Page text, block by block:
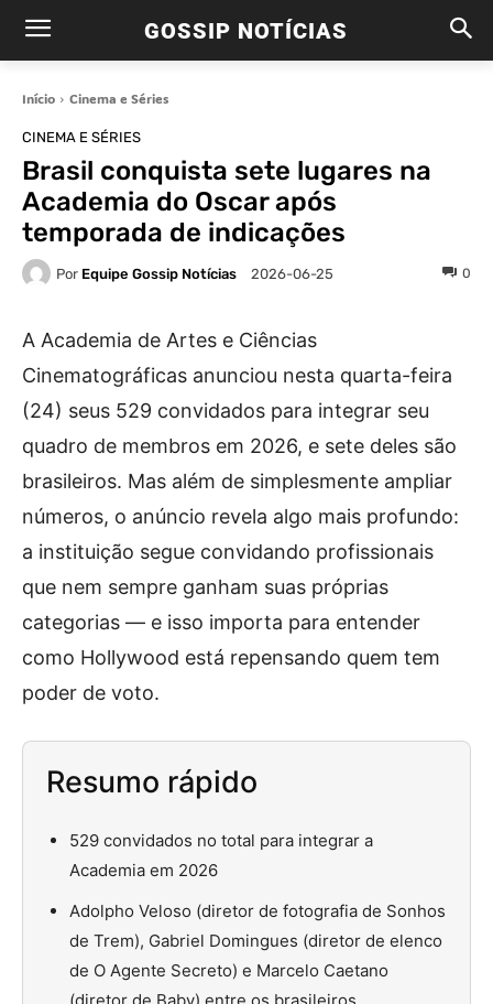
GOSSIP NOTÍCIAS
Início Cinema e Séries
CINEMA E SÉRIES
Brasil conquista sete lugares na
Academia do Oscar após
temporada de indicações
Por Equipe Gossip Notícias 2026-06-25 0
A Academia de Artes e Ciências
Cinematográficas anunciou nesta quarta-feira
(24) seus 529 convidados para integrar seu
quadro de membros em 2026, e sete deles são
brasileiros. Mas além de simplesmente ampliar
números, o anúncio revela algo mais profundo:
a instituição segue convidando profissionais
que nem sempre ganham suas próprias
categorias — e isso importa para entender
como Hollywood está repensando quem tem
poder de voto.
Resumo rápido
529 convidados no total para integrar a
Academia em 2026
Adolpho Veloso (diretor de fotografia de Sonhos
de Trem), Gabriel Domingues (diretor de elenco
de O Agente Secreto) e Marcelo Caetano